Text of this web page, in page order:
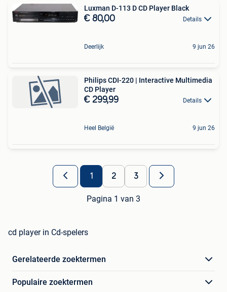
Luxman D-113 D CD Player Black
€ 80,00 Details
Deerlijk 9 jun 26
Philips CDI-220 | Interactive Multimedia
CD Player
€ 299,99 Details
Heel België 9 jun 26
1 2 3
Pagina 1 van 3
cd player in Cd-spelers
Gerelateerde zoektermen
Populaire zoektermen